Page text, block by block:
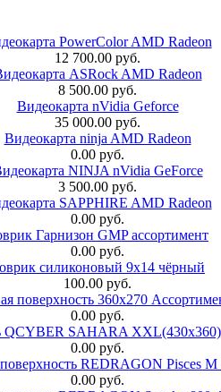
PowerColor AMD Radeon
12 700.00 руб.
ASRock AMD Radeon
8 500.00 руб.
Видеокарта nVidia Geforce
35 000.00 руб.
Видеокарта ninja AMD Radeon
0.00 руб.
NINJA nVidia GeForce
3 500.00 руб.
SAPPHIRE AMD Radeon
0.00 руб.
Гарнизон GMP ассортимент
0.00 руб.
силиконовый 9х14 чёрный
100.00 руб.
поверхность 360x270
0.00 руб.
QCYBER SAHARA
0.00 руб.
REDRAGON Pisces M
0.00 руб.